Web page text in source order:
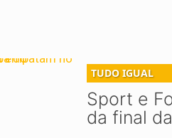
TUDO IGUAL
Sport e
da final